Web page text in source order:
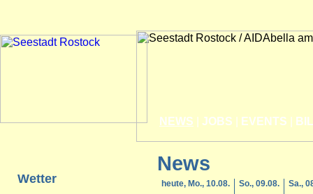
NEWS JOBS EVENTS
Wetter
News
heute, Mo., 10.08. So., 09.08. Sa.,